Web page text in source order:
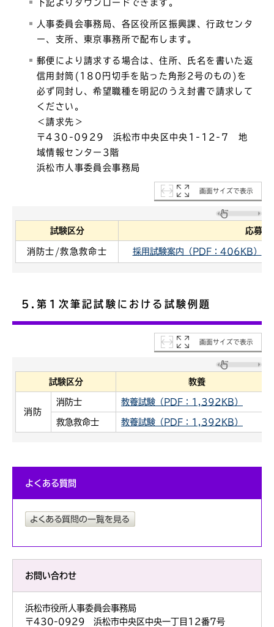
下記よりダウンロードできます。
人事委員会事務局、各区役所区振興課、行政センタ
ー、支所、東京事務所で配布します。
郵便により請求する場合は、住所、氏名を書いた返
信用封筒(180円切手を貼った角形2号のもの)を
必ず同封し、希望職種を明記のうえ封書で請求して
ください。
＜請求先＞
〒430-0929
浜松市中央区中央1-12-7 地
域情報センター3階
浜松市人事委員会事務局
画面サイズで表示
試験区分 応募書
消防士/救急救命士 採用試験案内（PDF：406KB）
5.第1次筆記試験における試験例題
画面サイズで表示
試験区分 教養
消防
消防士 教養試験（PDF：1,392KB）
救急救命士 教養試験（PDF：1,392KB）
よくある質問
お問い合わせ
浜松市役所人事委員会事務局
〒430-0929 浜松市中央区中央一丁目12番7号